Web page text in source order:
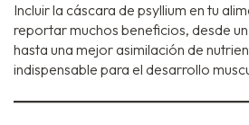
Incluir la cáscara de psyllium en tu
reportar muchos beneficios, desde
hasta una mejor asimilación de
indispensable para el desarrollo